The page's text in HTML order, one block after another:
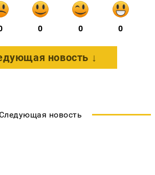
0 0 0
новость ↓
Следующая новость